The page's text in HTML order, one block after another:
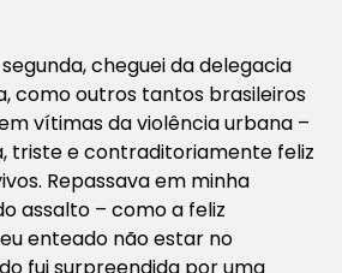
cheguei da delegacia
como outros tantos brasileiros
vítimas da violência urbana –
triste e contraditoriamente feliz
Repassava em minha
assalto – como a feliz
enteado não estar no
fui surpreendida por uma